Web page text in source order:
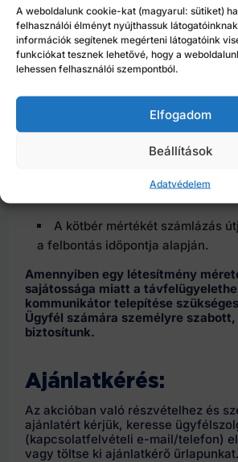
A weboldalunk cookie-kat (magyarul: sütiket)
felhasználói élményt nyújthassuk
információk segítenek megérteni látogatóink
funkciókat tesznek lehetővé, hogy a
lehessen felhasználói szempontból.
Elfogadom
Beállítások
Adatvédelem
ingyen, 3 év karbantartással
kommunikátor, egészen5 év
ingyenességig.
Fontos tudnivalók a
megszüntetéséről:
hónapok, ingyenes kommunikátor)
A kötbér mértékét számlázás
a felbontás időpontja alapján.
Amennyiben egy létesítmény
sajátossága miatt a
kommunikátor telepítése
Ügyfél számára személyre
biztosítunk.
Ajánlatkérés:
Az akcióban való részvételhez és
ajánlatért kérjük, keresse
(kapcsolatfelvételi e-mail/telefon)
vagy töltse ki ajánlatkérő űrlapunkat.